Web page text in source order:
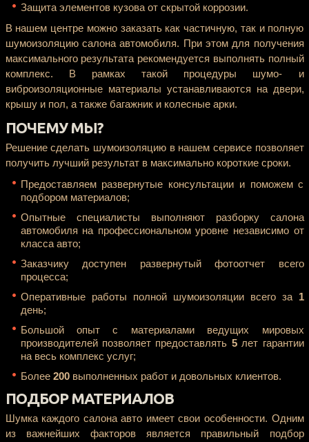
Защита элементов кузова от скрытой коррозии.
В нашем центре можно заказать как частичную, так и полную
шумоизоляцию салона автомобиля. При этом для получения
максимального результата рекомендуется выполнять полный
комплекс. В рамках такой процедуры шумо- и
виброизоляционные материалы устанавливаются на двери,
крышу и пол, а также багажник и колесные арки.
ПОЧЕМУ МЫ?
Решение сделать шумоизоляцию в нашем сервисе позволяет
получить лучший результат в максимально короткие сроки.
Предоставляем развернутые консультации и поможем с
подбором материалов;
Опытные специалисты выполняют разборку салона
автомобиля на профессиональном уровне независимо от
класса авто;
Заказчику доступен развернутый фотоотчет всего
процесса;
Оперативные работы полной шумоизоляции всего за 1
день;
Большой опыт с материалами ведущих мировых
производителей позволяет предоставлять 5лет гарантии
на весь комплекс услуг;
Более 200выполненных работ и довольных клиентов.
ПОДБОР МАТЕРИАЛОВ
Шумка каждого салона авто имеет свои особенности. Одним
из важнейших факторов является правильный подбор